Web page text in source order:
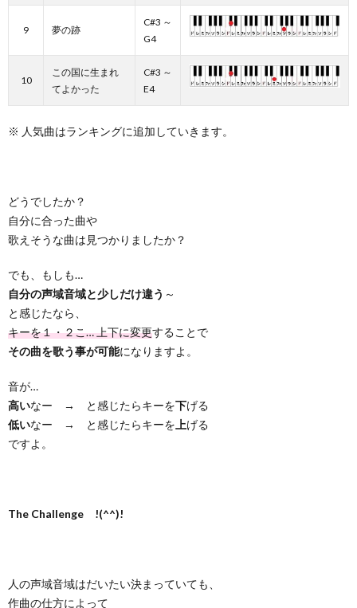
9 夢の跡
C#3 ～
G4
10
この国に生まれ
てよかった
C#3 ～
E4
※ 人気曲はランキングに追加していきます。
どうでしたか？
自分に合った曲や
歌えそうな曲は見つかりましたか？
でも、もしも…
自分の声域音域と少しだけ違う ～
と感じたなら、
キーを１・２こ… 上下に変更することで
その曲を歌う事が可能になりますよ。
音が…
高いなー → と感じたらキーを下げる
低いなー → と感じたらキーを 上げる
ですよ。
The Challenge !(^^)!
人の声域音域はだいたい決まっていても、
作曲の仕方によって